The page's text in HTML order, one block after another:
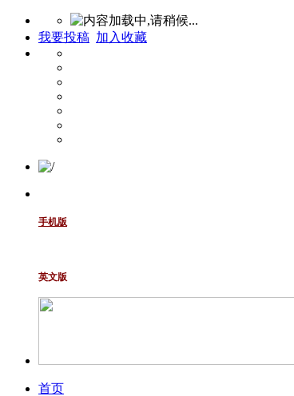
我要投稿 加入收藏
手机版
英文版
首页